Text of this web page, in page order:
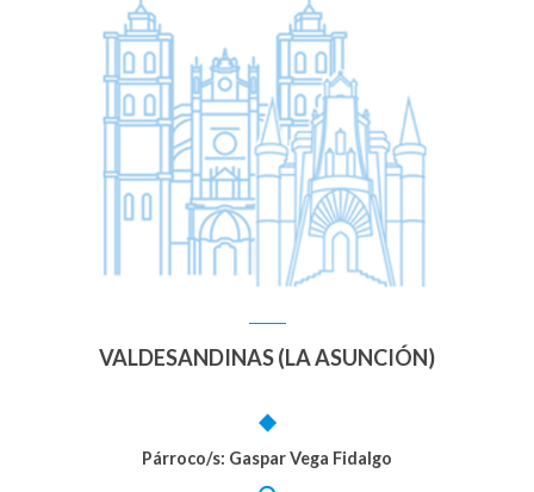
VALDESANDINAS (LA ASUNCIÓN)
Párroco/s: Gaspar Vega Fidalgo